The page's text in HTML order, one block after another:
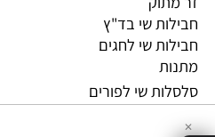
שי
שי
שי בד"ץ
שי לחגים